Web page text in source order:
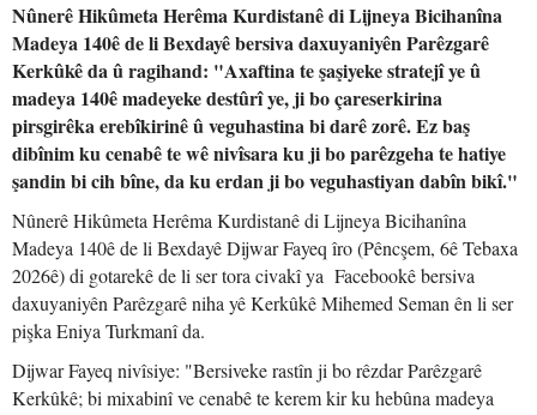
Nûnerê Hikûmeta Herêma Kurdistanê di Lijneya Bicihanîna
Madeya 140ê de li Bexdayê bersiva daxuyaniyên Parêzgarê
Kerkûkê da û ragihand: "Axaftina te şaşiyeke stratejî ye û
madeya 140ê madeyeke destûrî ye, ji bo çareserkirina
pirsgirêka erebîkirinê û veguhastina bi darê zorê. Ez baş
dibînim ku cenabê te wê nivîsara ku ji bo parêzgeha te hatiye
şandin bi cih bîne, da ku erdan ji bo veguhastiyan dabîn bikî."
Nûnerê Hikûmeta Herêma Kurdistanê di Lijneya Bicihanîna
Madeya 140ê de li Bexdayê Dijwar Fayeq îro (Pêncşem, 6ê Tebaxa
2026ê) di gotarekê de li ser tora civakî ya Facebookê bersiva
daxuyaniyên Parêzgarê niha yê Kerkûkê Mihemed Seman ên li ser
pişka Eniya Turkmanî da.
Dijwar Fayeq nivîsiye: "Bersiveke rastîn ji bo rêzdar Parêzgarê
Kerkûkê; bi mixabinî ve cenabê te kerem kir ku hebûna madeya